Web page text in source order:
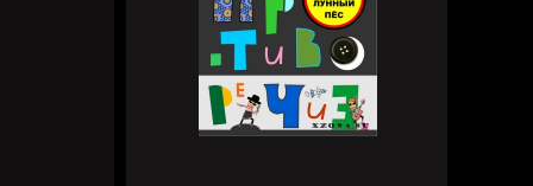
Кукуня
6 августа 2026